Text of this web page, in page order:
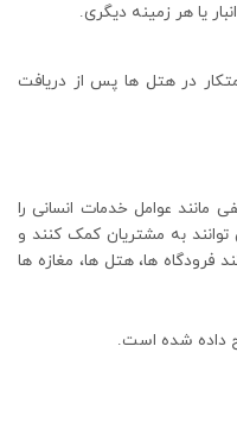
یا هر زمینه دیگری.
در هتل ها پس از دریافت
عوامل خدمات انسانی را
به مشتریان کمک کنند و
فرودگاه ها، هتل ها، مغازه ها
داده شده است.